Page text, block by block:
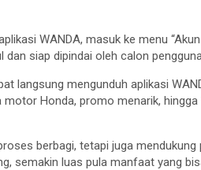
WANDA, masuk ke menu
dan siap dipindai oleh calon
langsung mengunduh aplikasi
Honda, promo menarik,
berbagi, tetapi juga
semakin luas pula manfaat yang